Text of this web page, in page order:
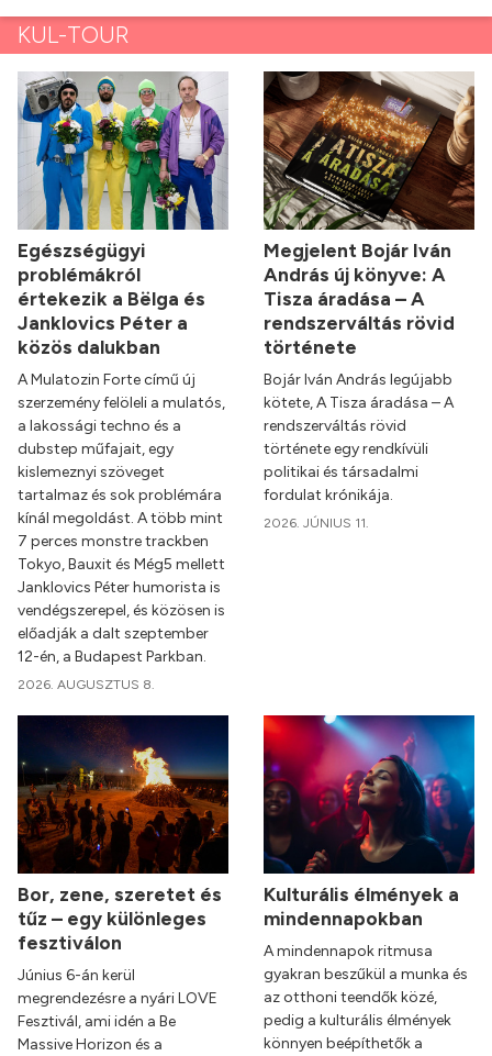
KUL-TOUR
Egészségügyi
problémákról
értekezik a Bëlga és
Janklovics Péter a
közös dalukban
A Mulatozin Forte című új
szerzemény felöleli a mulatós,
a lakossági techno és a
dubstep műfajait, egy
kislemeznyi szöveget
tartalmaz és sok problémára
kínál megoldást. A több mint
7 perces monstre trackben
Tokyo, Bauxit és Még5 mellett
Janklovics Péter humorista is
vendégszerepel, és közösen is
előadják a dalt szeptember
12-én, a Budapest Parkban.
2026. AUGUSZTUS 8.
Megjelent Bojár Iván
András új könyve: A
Tisza áradása – A
rendszerváltás rövid
története
Bojár Iván András legújabb
kötete, A Tisza áradása – A
rendszerváltás rövid
története egy rendkívüli
politikai és társadalmi
fordulat krónikája.
2026. JÚNIUS 11.
Bor, zene, szeretet és
tűz – egy különleges
fesztiválon
Június 6-án kerül
megrendezésre a nyári LOVE
Fesztivál, ami idén a Be
Massive Horizon és a
Kulturális élmények a
mindennapokban
A mindennapok ritmusa
gyakran beszűkül a munka és
az otthoni teendők közé,
pedig a kulturális élmények
könnyen beépíthetők a